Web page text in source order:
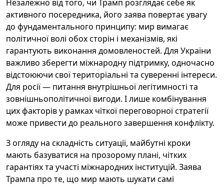
Незалежно від того, чи Трамп розглядає себе як
активного посередника, його заява повертає увагу
до фундаментального принципу: мир вимагає
політичної волі обох сторін і механізмів, які
гарантують виконання домовленостей. Для України
важливо зберегти міжнародну підтримку, одночасно
відстоюючи свої територіальні та суверенні інтереси.
Для росії — питання внутрішньої легітимності та
зовнішньополітичної вигоди. І лише комбінування
цих факторів у рамках чіткої переговорної стратегії
може привести до реального завершення конфлікту.
З огляду на складність ситуації, майбутні кроки
мають базуватися на прозорому плані, чітких
гарантіях та участі міжнародних інституцій. Заява
Трампа про те, що мир мають шукати самі